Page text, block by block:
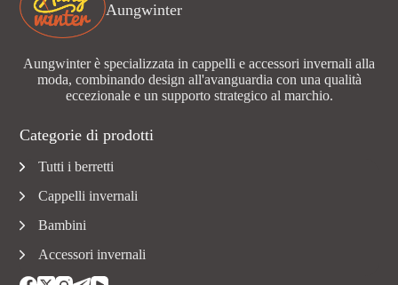
Aungwinter
Aungwinter è specializzata in cappelli e accessori invernali alla
moda, combinando design all'avanguardia con una qualità
eccezionale e un supporto strategico al marchio.
Categorie di prodotti
Tutti i berretti
Cappelli invernali
Bambini
Accessori invernali